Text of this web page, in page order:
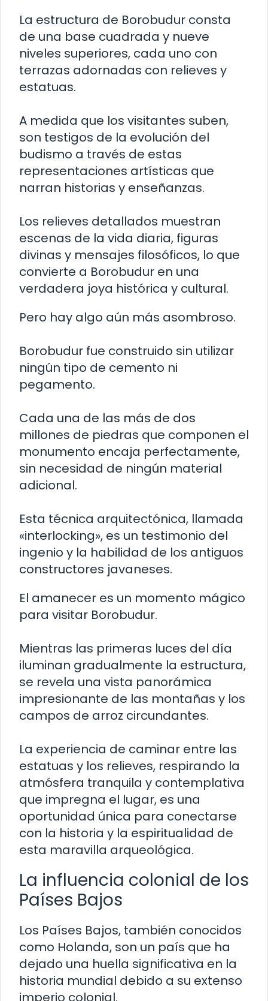
La estructura de Borobudur consta
de una base cuadrada y nueve
niveles superiores, cada uno con
terrazas adornadas con relieves y
estatuas.
A medida que los visitantes suben,
son testigos de la evolución del
budismo a través de estas
representaciones artísticas que
narran historias y enseñanzas.
Los relieves detallados muestran
escenas de la vida diaria, figuras
divinas y mensajes filosóficos, lo que
convierte a Borobudur en una
verdadera joya histórica y cultural.
Pero hay algo aún más asombroso.
Borobudur fue construido sin utilizar
ningún tipo de cemento ni
pegamento.
Cada una de las más de dos
millones de piedras que componen el
monumento encaja perfectamente,
sin necesidad de ningún material
adicional.
Esta técnica arquitectónica, llamada
«interlocking», es un testimonio del
ingenio y la habilidad de los antiguos
constructores javaneses.
El amanecer es un momento mágico
para visitar Borobudur.
Mientras las primeras luces del día
iluminan gradualmente la estructura,
se revela una vista panorámica
impresionante de las montañas y los
campos de arroz circundantes.
La experiencia de caminar entre las
estatuas y los relieves, respirando la
atmósfera tranquila y contemplativa
que impregna el lugar, es una
oportunidad única para conectarse
con la historia y la espiritualidad de
esta maravilla arqueológica.
La influencia colonial de los
Países Bajos
Los Países Bajos, también conocidos
como Holanda, son un país que ha
dejado una huella significativa en la
historia mundial debido a su extenso
imperio colonial.